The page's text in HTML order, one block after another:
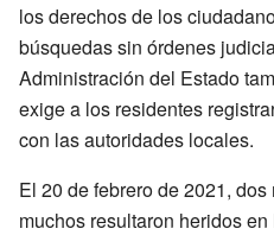
los derechos de los
búsquedas sin órdenes
Administración del Estado
exige a los residentes
con las autoridades locales.
El 20 de febrero de 2021,
muchos resultaron heridos